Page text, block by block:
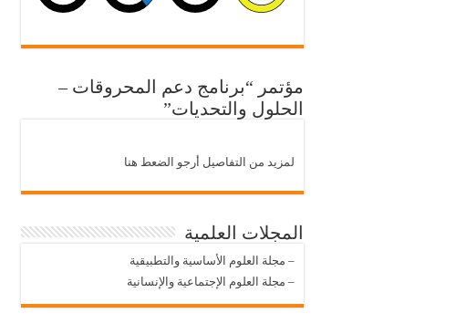
مؤتمر “برنامج دعم المحروقات –
الحلول والتحديات”
لمزيد من التفاصيل أرجو الضعط هنا
المجلات العلمية
– مجلة العلوم الأساسية والتطبيقية
– مجلة العلوم الإجتماعية والإنسانية